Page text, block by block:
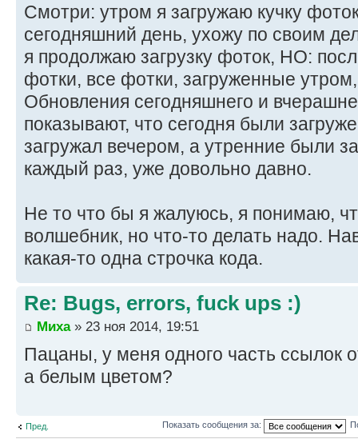
Смотри: утром я загружаю кучку
сегодняшний день, ухожу по своим
я продолжаю загрузку фоток, НО:
фотки, все фотки, загруженные
Обновления сегодняшнего и
показывают, что сегодня были
загружал вечером, а утренние были
каждый раз, уже довольно давно.
Не то что бы я жалуюсь, я понимаю,
волшебник, но что-то делать надо.
какая-то одна строчка кода.
Re: Bugs, errors, fuck ups :)
Миха» 23 ноя 2014, 19:51
Пацаны, у меня одного часть ссылок
а белым цветом?
Пред. Показать сообщения за: